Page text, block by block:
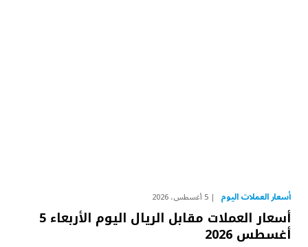
أسعار العملات اليوم 5 أغسطس، 2026
أسعار العملات مقابل الريال اليوم الأربعاء 5
أغسطس 2026